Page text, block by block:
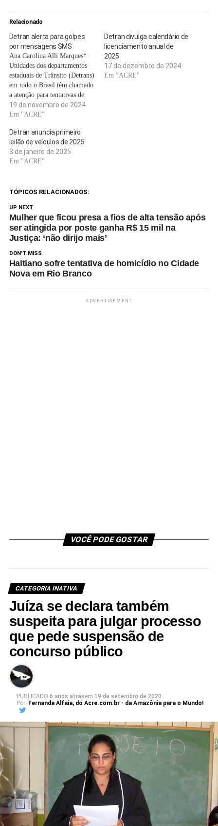
Relacionado
Detran alerta para golpes
por mensagens SMS
Ana Carolina Alli Marques*
Unidades dos departamentos
estaduais de Trânsito (Detrans)
em todo o Brasil têm chamado
a atenção para tentativas de
golpe envolvendo mensagens
de texto. Essas mensagens
que solicitam dados pessoais,
alegando suspensão ou
cassação da carteira nacional
de habilitação (CNH).. Os
19 de novembro de 2024
Em "ACRE"
Detran divulga calendário de
licenciamento anual de
2025
17 de dezembro de 2024
Em "ACRE"
Detran anuncia primeiro
leilão de veículos de 2025
3 de janeiro de 2025
Em "ACRE"
TÓPICOS RELACIONADOS:
UP NEXT
Mulher que ficou presa a fios de alta tensão após
ser atingida por poste ganha R$ 15 mil na
Justiça: ‘não dirijo mais’
DON'T MISS
Haitiano sofre tentativa de homicídio no Cidade
Nova em Rio Branco
ADVERTISEMENT
VOCÊ PODE GOSTAR
CATEGORIA INATIVA
Juíza se declara também
suspeita para julgar processo
que pede suspensão de
concurso público
PUBLICADO 6 anos atrásem 19 de setembro de 2020
Por: Fernanda Alfaia, do Acre.com.br - da Amazônia para o Mundo!